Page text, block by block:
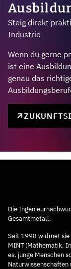
Steig direkt
Industrie
Wenn du gerne
ist eine
genau das
Die
Gesamtmetall.
Seit 1998 widmet sie
MINT (Mathematik,
es, junge Menschen
Naturwissenschaften